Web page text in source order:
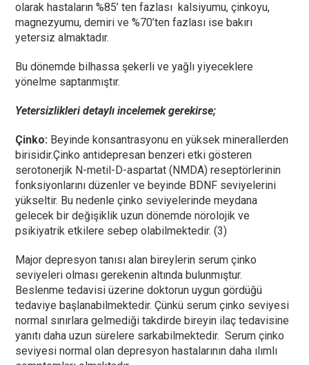
olarak hastaların %85’ ten fazlası kalsiyumu, çinkoyu,
magnezyumu, demiri ve %70’ten fazlası ise bakırı
yetersiz almaktadır.
Bu dönemde bilhassa şekerli ve yağlı yiyeceklere
yönelme saptanmıştır.
Yetersizlikleri detaylı incelemek gerekirse;
Çinko: Beyinde konsantrasyonu en yüksek minerallerden
birisidir.Çinko antidepresan benzeri etki gösteren
serotonerjik N-metil-D-aspartat (NMDA) reseptörlerinin
fonksiyonlarını düzenler ve beyinde BDNF seviyelerini
yükseltir. Bu nedenle çinko seviyelerinde meydana
gelecek bir değişiklik uzun dönemde nörolojik ve
psikiyatrik etkilere sebep olabilmektedir. (3)
Major depresyon tanısı alan bireylerin serum çinko
seviyeleri olması gerekenin altında bulunmıştur.
Beslenme tedavisi üzerine doktorun uygun gördüğü
tedaviye başlanabilmektedir. Çünkü serum çinko seviyesi
normal sınırlara gelmediği takdirde bireyin ilaç tedavisine
yanıtı daha uzun sürelere sarkabilmektedir. Serum çinko
seviyesi normal olan depresyon hastalarının daha ılımlı